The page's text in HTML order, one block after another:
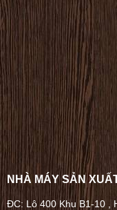
NHÀ MÁY SẢN
ĐC: Lô 400 Khu B1-10 ,